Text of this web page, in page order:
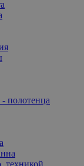
полотенца
техникой